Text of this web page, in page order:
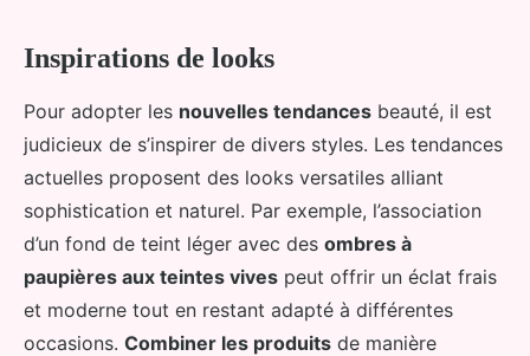
Inspirations de looks
Pour adopter les nouvelles tendances beauté, il est
judicieux de s’inspirer de divers styles. Les tendances
actuelles proposent des looks versatiles alliant
sophistication et naturel. Par exemple, l’association
d’un fond de teint léger avec des ombres à
paupières aux teintes vives peut offrir un éclat frais
et moderne tout en restant adapté à différentes
occasions. Combiner les produits de manière